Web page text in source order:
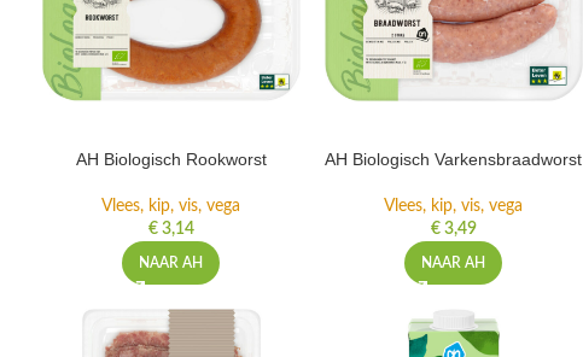
AH Biologisch Rookworst
Vlees, kip, vis, vega
€3,14
NAAR AH
AH Biologisch Varkensbraadworst
Vlees, kip, vis, vega
€3,49
NAAR AH